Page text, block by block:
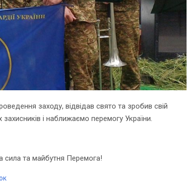
заходу, відвідав свято та зробив свій
і наближаємо перемогу України.
сила та майбутня Перемога!